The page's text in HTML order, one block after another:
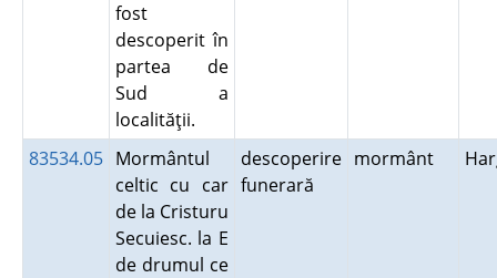
fost
descoperit în
partea de
Sud a
localităţii.
83534.05 Mormântul
celtic cu car
de la Cristuru
Secuiesc. la E
de drumul ce
descoperire
funerară
mormânt